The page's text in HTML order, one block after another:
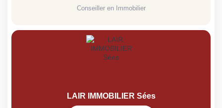
Conseiller en Immobilier
LAIR IMMOBILIER Sées